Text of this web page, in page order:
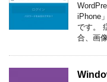
iPhone
です。
合、画